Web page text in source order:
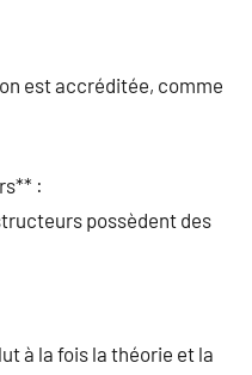
est accréditée, comme
:
possèdent des
à la fois la théorie et la